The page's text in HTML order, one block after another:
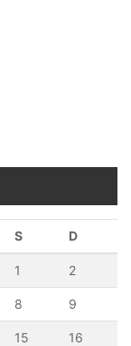
S D
1 2
8 9
15 16